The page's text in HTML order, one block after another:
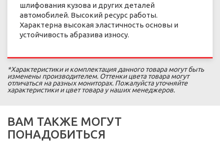
шлифования кузова и других деталей
автомобилей. Высокий ресурс работы.
Характерна высокая эластичность основы и
устойчивость абразива износу.
*Характеристики и комплектация данного товара могут быть
изменены производителем. Оттенки цвета товара могут
отличаться на разных мониторах. Пожалуйста уточняйте
характеристики и цвет товара у наших менеджеров.
ВАМ ТАКЖЕ МОГУТ
ПОНАДОБИТЬСЯ